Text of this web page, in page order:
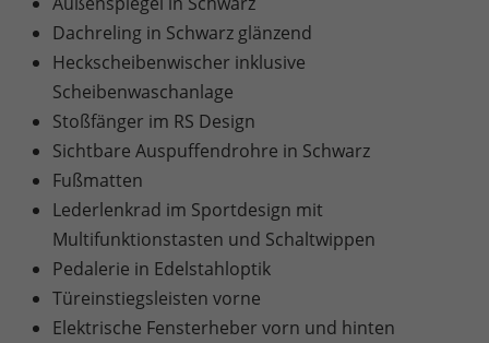
Dachreling in Schwarz glänzend
Heckscheibenwischer inklusive
Scheibenwaschanlage
Stoßfänger im RS Design
Sichtbare Auspuffendrohre in Schwarz
Fußmatten
Lederlenkrad im Sportdesign mit
Multifunktionstasten und Schaltwippen
Pedalerie in Edelstahloptik
Türeinstiegsleisten vorne
Elektrische Fensterheber vorn und hinten